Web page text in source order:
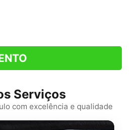
Serviços
com excelência e qualidade